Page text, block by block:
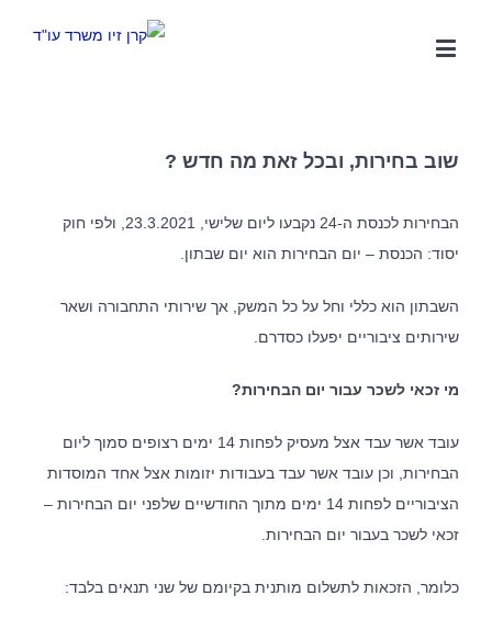
שוב בחירות, ובכל זאת מה חדש ?
הבחירות לכנסת ה-24 נקבעו ליום שלישי, 23.3.2021, ולפי חוק
יסוד: הכנסת – יום הבחירות הוא יום שבתון.
השבתון הוא כללי וחל על כל המשק, אך שירותי התחבורה ושאר
שירותים ציבוריים יפעלו כסדרם.
מי זכאי לשכר עבור יום הבחירות?
עובד אשר עבד אצל מעסיק לפחות 14 ימים רצופים סמוך ליום
הבחירות, וכן עובד אשר עבד בעבודות יזומות אצל אחד המוסדות
הציבוריים לפחות 14 ימים מתוך החודשיים שלפני יום הבחירות –
זכאי לשכר בעבור יום הבחירות.
כלומר, הזכאות לתשלום מותנית בקיומם של שני תנאים בלבד: